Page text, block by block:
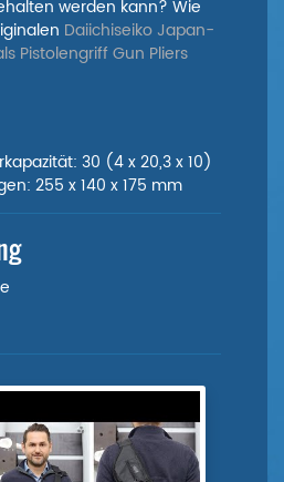
werden kann? Wie
Daiichiseiko Japan-
Pistolengriff Gun Pliers
30 (4 x 20,3 x 10)
255 x 140 x 175 mm